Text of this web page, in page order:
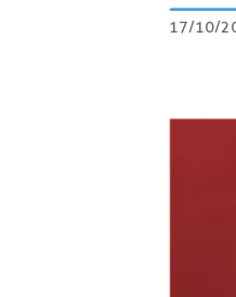
17/10/